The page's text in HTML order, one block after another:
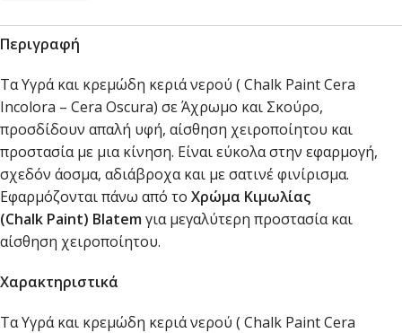
Περιγραφή
Τα Υγρά και κρεμώδη κεριά νερού ( Chalk Paint Cera
Incolora – Cera Oscura) σε Άχρωμο και Σκούρο,
προσδίδουν απαλή υφή, αίσθηση χειροποίητου και
προστασία με μια κίνηση. Είναι εύκολα στην εφαρμογή,
σχεδόν άοσμα, αδιάβροχα και με σατινέ φινίρισμα.
Εφαρμόζονται πάνω από το Χρώμα Κιμωλίας
(Chalk Paint) Blatemγια μεγαλύτερη προστασία και
αίσθηση χειροποίητου.
Χαρακτηριστικά
Τα Υγρά και κρεμώδη κεριά νερού ( Chalk Paint Cera